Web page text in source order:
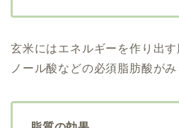
玄米にはエネルギーを作り出
ノール酸などの必須脂肪酸がみ